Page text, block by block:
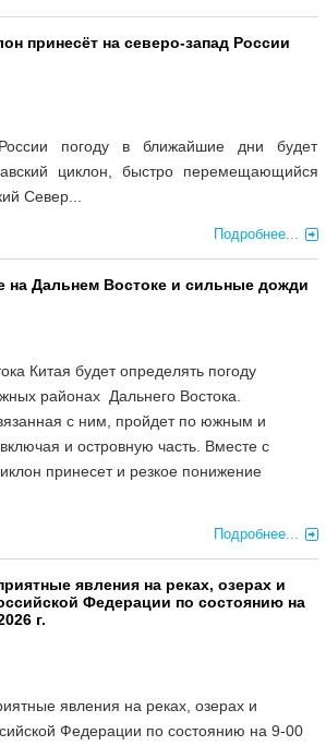
принесёт на северо-запад России
погоду в ближайшие дни будет
циклон, быстро перемещающийся
Север...
Подробнее...
на Дальнем Востоке и сильные дожди
Китая будет определять погоду
районах Дальнего Востока.
с ним, пройдет по южным и
и островную часть. Вместе с
принесет и резкое понижение
Подробнее...
явления на реках, озерах и
Федерации по состоянию на
г.
явления на реках, озерах и
Федерации по состоянию на 9-00